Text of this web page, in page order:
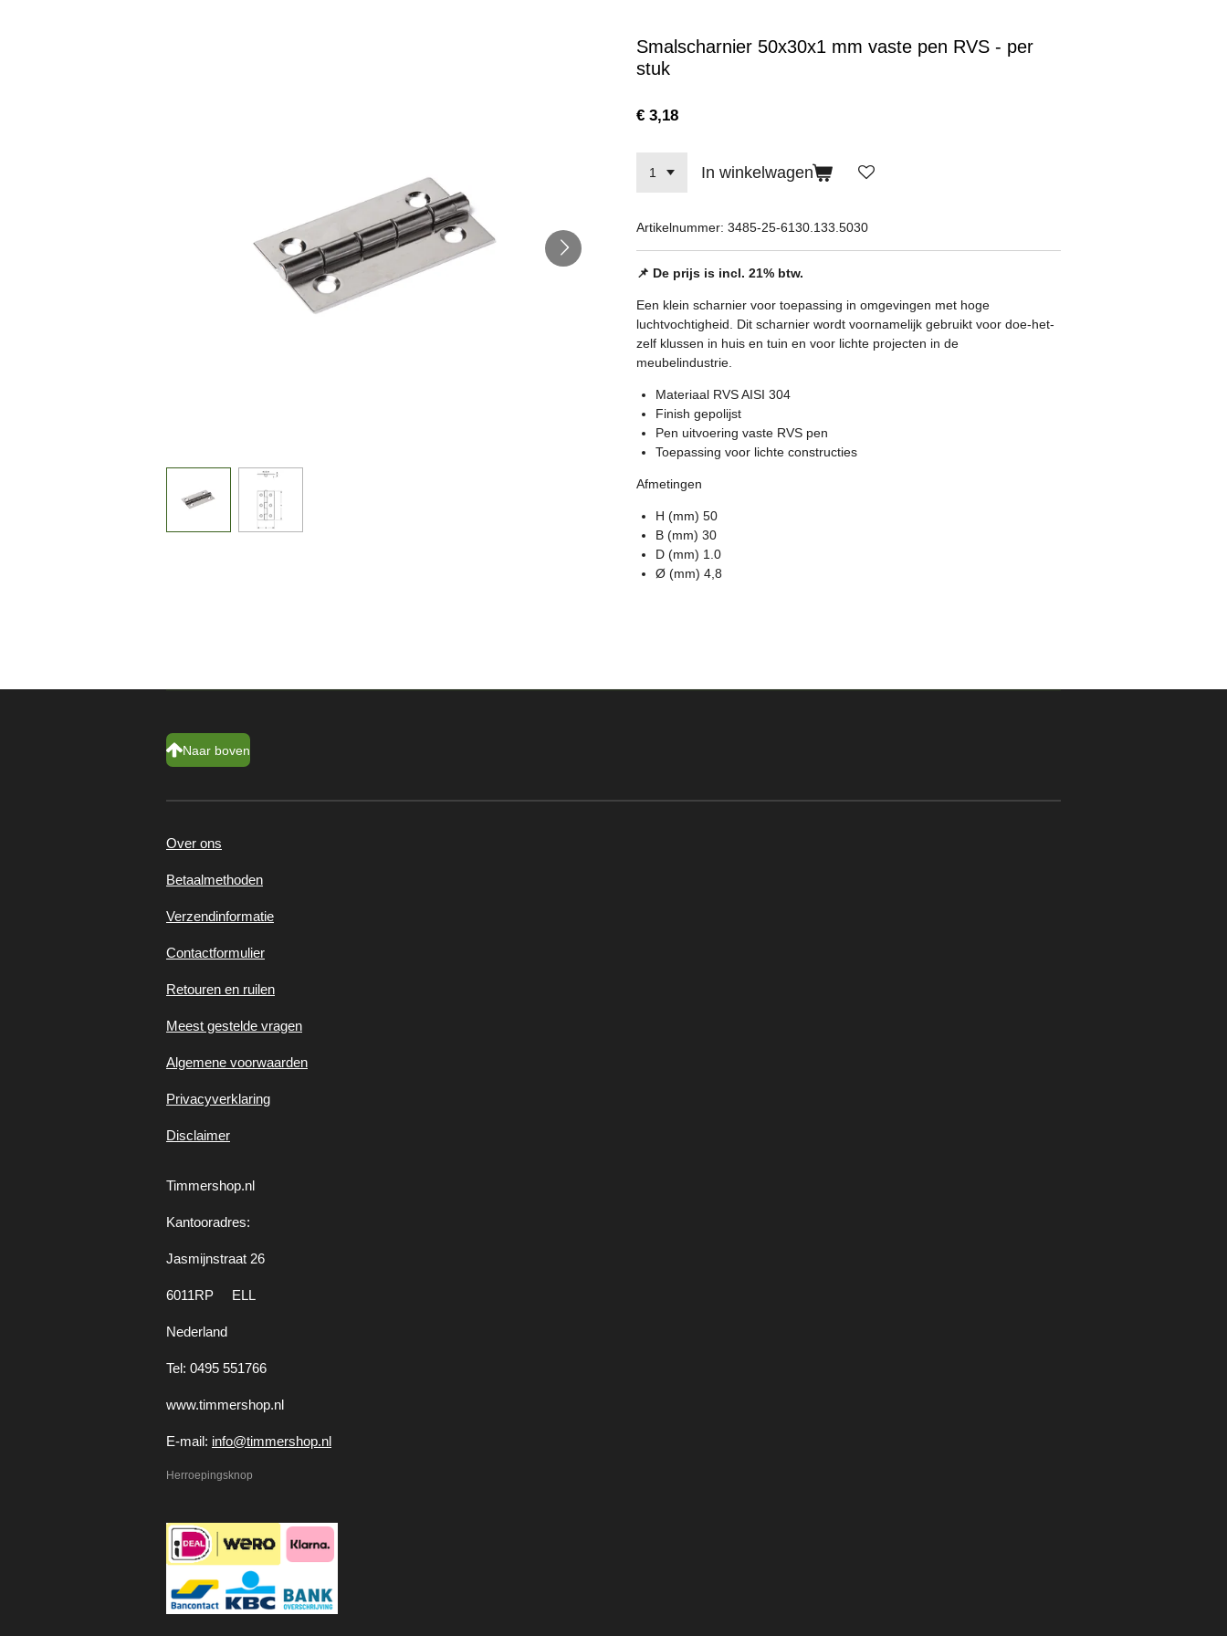
Smalscharnier 50x30x1 mm vaste pen RVS - per
stuk
€ 3,18
In winkelwagen
Artikelnummer: 3485-25-6130.133.5030
📌 De prijs is incl. 21% btw.
Een klein scharnier voor toepassing in omgevingen met hoge
luchtvochtigheid. Dit scharnier wordt voornamelijk gebruikt voor doe-het-
zelf klussen in huis en tuin en voor lichte projecten in de
meubelindustrie.
Materiaal RVS AISI 304
Finish gepolijst
Pen uitvoering vaste RVS pen
Toepassing voor lichte constructies
Afmetingen
H (mm) 50
B (mm) 30
D (mm) 1.0
Ø (mm) 4,8
Naar boven
Over ons
Betaalmethoden
Verzendinformatie
Contactformulier
Retouren en ruilen
Meest gestelde vragen
Algemene voorwaarden
Privacyverklaring
Disclaimer
Timmershop.nl
Kantooradres:
Jasmijnstraat 26
6011RP ELL
Nederland
Tel: 0495 551766
www.timmershop.nl
E-mail: info@timmershop.nl
Herroepingsknop